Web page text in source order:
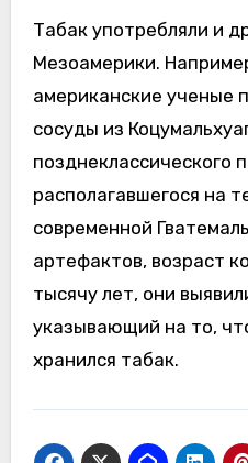
Табак употребляли и
Мезоамерики.
американские ученые
сосуды из
позднеклассического
располагавшегося на
современной
артефактов, возраст
тысячу лет, они
указывающий на то,
хранился табак.